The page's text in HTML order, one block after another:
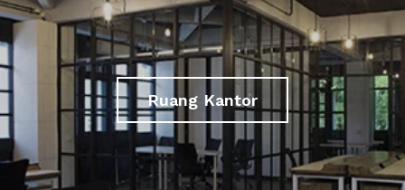
Ruang Kantor